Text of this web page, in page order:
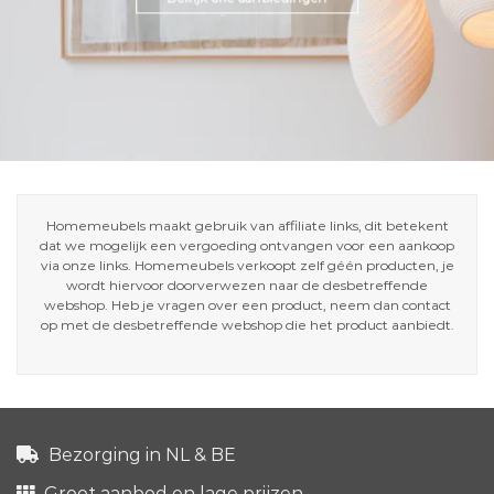
Homemeubels maakt gebruik van affiliate links, dit betekent
dat we mogelijk een vergoeding ontvangen voor een aankoop
via onze links. Homemeubels verkoopt zelf géén producten, je
wordt hiervoor doorverwezen naar de desbetreffende
webshop. Heb je vragen over een product, neem dan contact
op met de desbetreffende webshop die het product aanbiedt.
Bezorging in NL & BE